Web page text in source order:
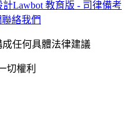
計Lawbot 教育版 - 司律備考
聯絡我們
任何具體法律建議
切權利